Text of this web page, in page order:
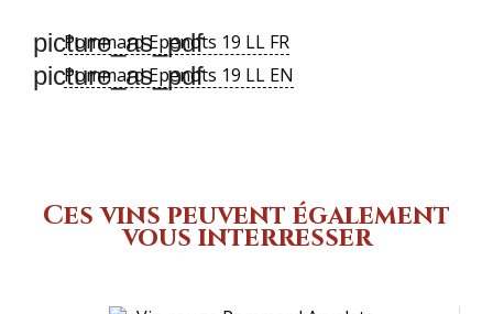
picture_as_pdf
Pommard Epenots 19 LL FR
picture_as_pdf
Pommard Epenots 19 LL EN
Ces vins peuvent également
vous interresser